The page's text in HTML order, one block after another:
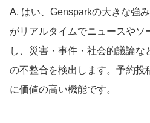
A. はい、Gensparkの大きな強
がリアルタイムでニュースやソ
し、災害・事件・社会的議論な
の不整合を検出します。予約投
に価値の高い機能です。